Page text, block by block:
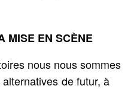
MISE EN SCÈNE
nous nous sommes
de futur, à